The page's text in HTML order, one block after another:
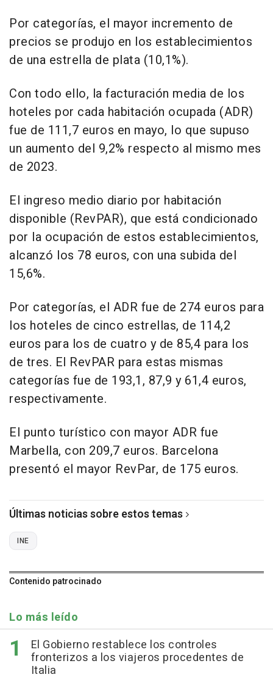
Por categorías, el mayor incremento de
precios se produjo en los establecimientos
de una estrella de plata (10,1%).
Con todo ello, la facturación media de los
hoteles por cada habitación ocupada (ADR)
fue de 111,7 euros en mayo, lo que supuso
un aumento del 9,2% respecto al mismo mes
de 2023.
El ingreso medio diario por habitación
disponible (RevPAR), que está condicionado
por la ocupación de estos establecimientos,
alcanzó los 78 euros, con una subida del
15,6%.
Por categorías, el ADR fue de 274 euros para
los hoteles de cinco estrellas, de 114,2
euros para los de cuatro y de 85,4 para los
de tres. El RevPAR para estas mismas
categorías fue de 193,1, 87,9 y 61,4 euros,
respectivamente.
El punto turístico con mayor ADR fue
Marbella, con 209,7 euros. Barcelona
presentó el mayor RevPar, de 175 euros.
Últimas noticias sobre estos temas
INE
Contenido patrocinado
Lo más leído
El Gobierno restablece los controles
fronterizos a los viajeros procedentes de
Italia